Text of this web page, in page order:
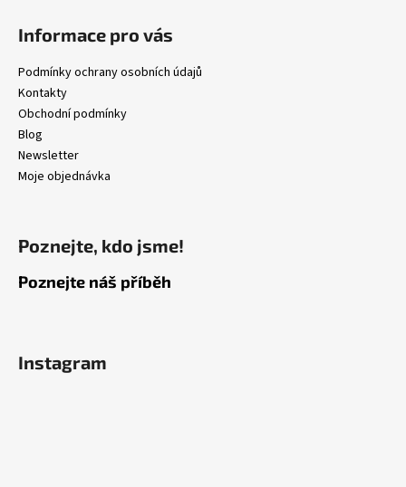
Informace pro vás
Podmínky ochrany osobních údajů
Kontakty
Obchodní podmínky
Blog
Newsletter
Moje objednávka
Poznejte, kdo jsme!
Poznejte náš příběh
Instagram